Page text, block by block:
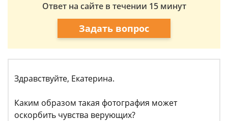
Ответ на сайте в течении 15 минут
Задать вопрос
Здравствуйте, Екатерина.
Каким образом такая фотография может
оскорбить чувства верующих?